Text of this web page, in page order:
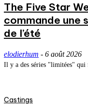
The Five Star
commande une
de l’été
elodierhum - 6 août 2026
Il y a des séries "limitées" qui
Castings